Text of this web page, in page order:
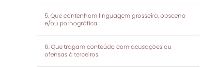
Que contenham linguagem grosseira, obscena
e/ou pornográfica.
Que tragam conteúdo com acusações ou
ofensas à terceiros